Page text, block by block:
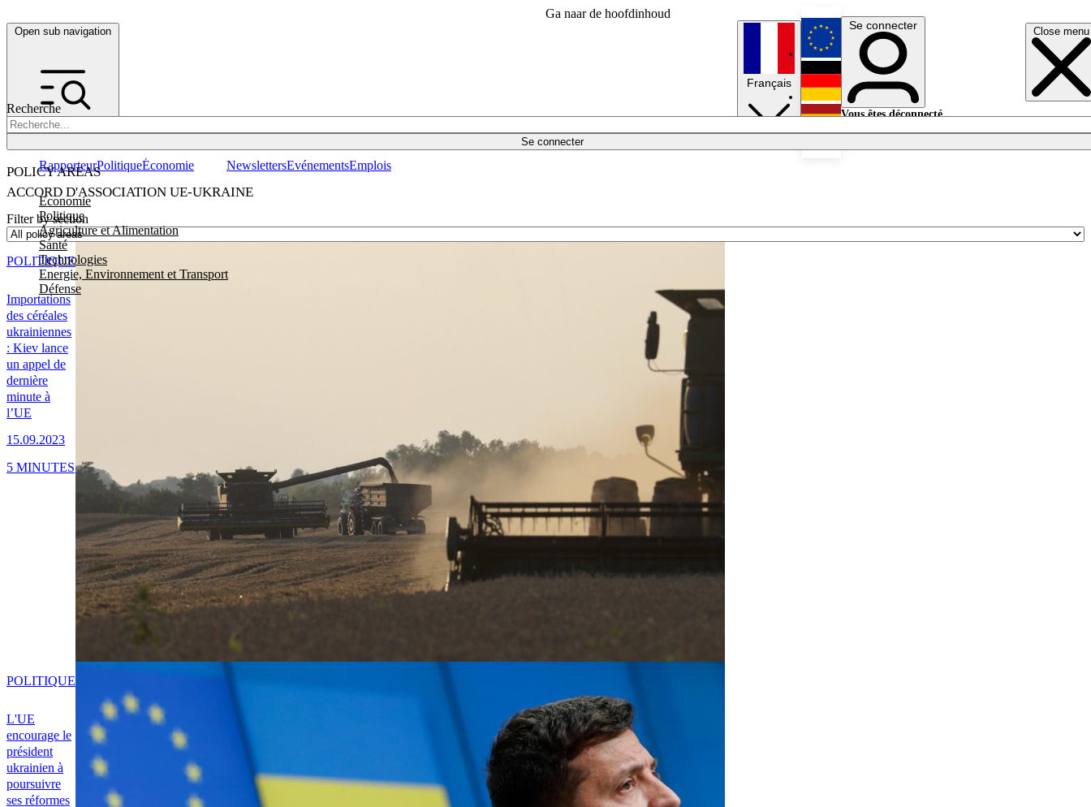
Ga naar de hoofdinhoud
Open sub navigation Close menu
Recherche
Se connecter
POLICY AREAS
Economie
Politique
Agriculture et Alimentation
Santé
Technologies
Energie, Environnement et Transport
Défense
RapporteurPolitiqueÉconomie NewslettersEvénementsEmplois
Français
English
Deutsch
Se connecter
Vous êtes déconnecté.
ACCORD D'ASSOCIATION UE-UKRAINE
Filter by section
Importations
des céréales
ukrainiennes
: Kiev lance
un appel de
dernière
minute à
l’UE
15.09.2023
POLITIQUE
5 MINUTES
L'UE
encourage le
président
ukrainien à
poursuivre
ses réformes
POLITIQUE